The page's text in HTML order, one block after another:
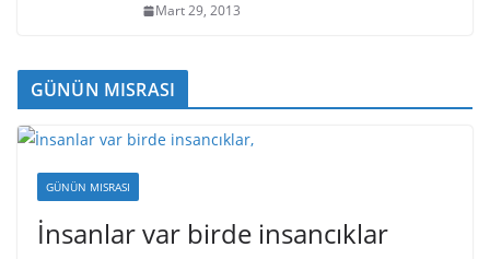
Mart 29, 2013
GÜNÜN MISRASI
GÜNÜN MISRASI
İnsanlar var birde insancıklar